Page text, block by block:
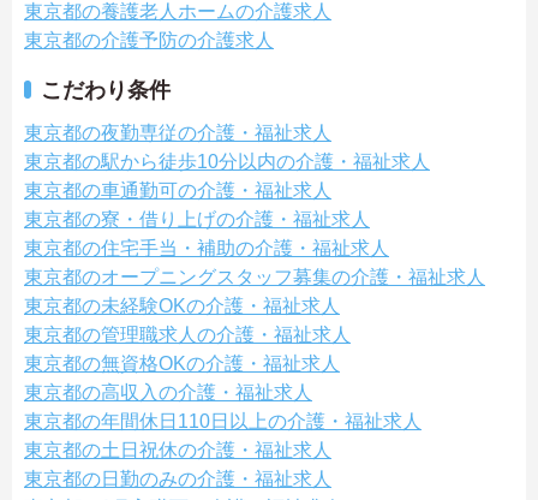
東京都の養護老人ホームの介護求人
東京都の介護予防の介護求人
こだわり条件
東京都の夜勤専従の介護・福祉求人
東京都の駅から徒歩10分以内の介護・福祉求人
東京都の車通勤可の介護・福祉求人
東京都の寮・借り上げの介護・福祉求人
東京都の住宅手当・補助の介護・福祉求人
東京都のオープニングスタッフ募集の介護・福祉求人
東京都の未経験OKの介護・福祉求人
東京都の管理職求人の介護・福祉求人
東京都の無資格OKの介護・福祉求人
東京都の高収入の介護・福祉求人
東京都の年間休日110日以上の介護・福祉求人
東京都の土日祝休の介護・福祉求人
東京都の日勤のみの介護・福祉求人